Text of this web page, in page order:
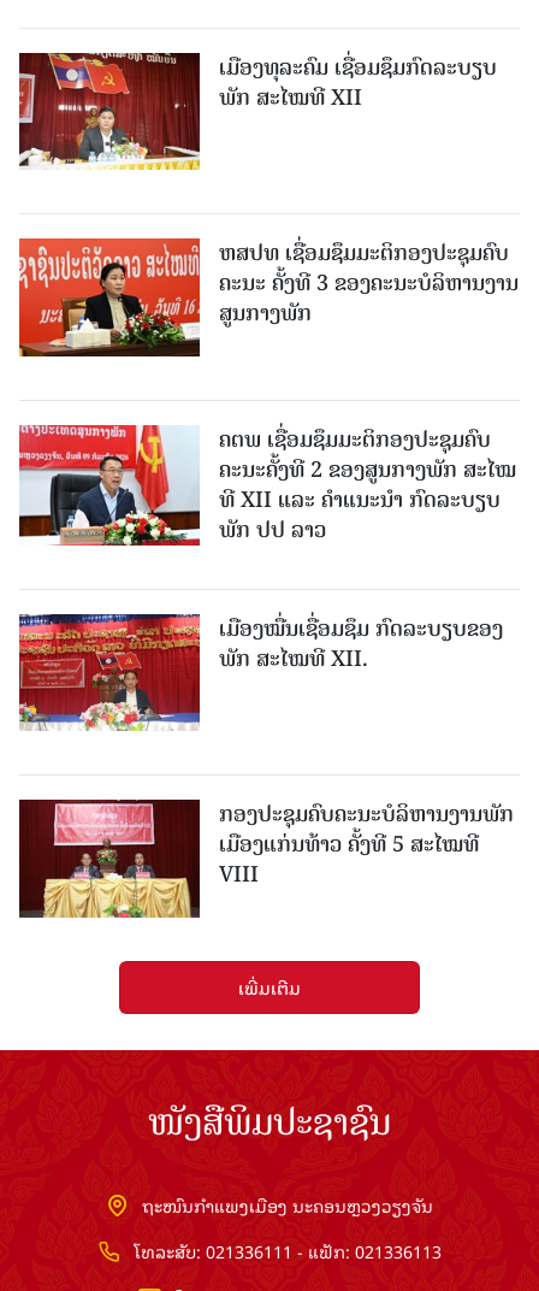
ເມືອງທຸລະຄົມ ເຊື່ອມຊຶມກົດລະບຽບ
ພັກ ສະໄໝທີ XII
ຫສປທ ເຊື່ອມຊຶມມະຕິກອງປະຊຸມຄົບ
ຄະນະ ຄັ້ງທີ 3 ຂອງຄະນະບໍລິຫານງານ
ສູນກາງພັກ
ຄຕພ ເຊື່ອມຊຶມມະຕິກອງປະຊຸມຄົບ
ຄະນະຄັ້ງທີ 2 ຂອງສູນກາງພັກ ສະໄໝ
ທີ XII ແລະ ຄໍາແນະນໍາ ກົດລະບຽບ
ພັກ ປປ ລາວ
ເມືອງ​ໝື່ນເຊື່ອມຊຶມ ກົດລະບຽບຂອງ
ພັກ ສະໄໝທີ XII.
ກອງປະຊຸມຄົບຄະນະບໍລິຫານງານພັກ
ເມືອງແກ່ນ​ທ້າວ ຄັ້ງທີ 5 ສະໄໝທີ
VIII
ເພີ່ມເຕີມ
ໜັງສືພິມປະຊາຊົນ
ຖະໜົນກຳແພງເມືອງ ນະຄອນຫຼວງວຽງຈັນ
ໂທລະສັບ: 021336111 - ແຟັກ: 021336113